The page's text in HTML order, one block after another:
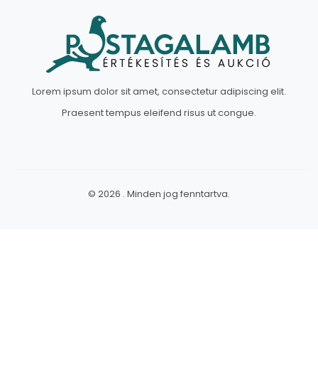
Lorem ipsum dolor sit amet, consectetur adipiscing elit.
Praesent tempus eleifend risus ut congue.
© 2026 . Minden jog fenntartva.